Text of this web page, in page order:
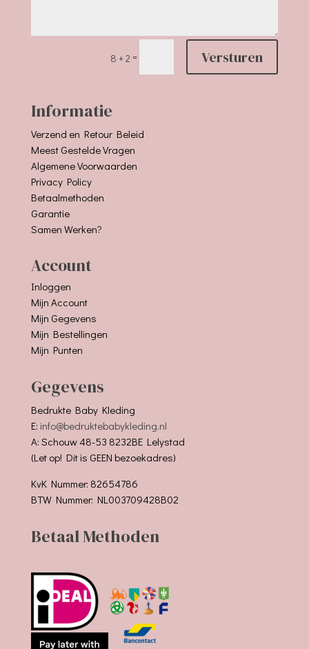
8 + 2 = Versturen
Informatie
Verzend en Retour Beleid
Meest Gestelde Vragen
Algemene Voorwaarden
Privacy Policy
Betaalmethoden
Garantie
Samen Werken?
Account
Inloggen
Mijn Account
Mijn Gegevens
Mijn Bestellingen
Mijn Punten
Gegevens
Bedrukte Baby Kleding
E: info@bedruktebabykleding.nl
A: Schouw 48-53 8232BE Lelystad
(Let op! Dit is GEEN bezoekadres)
KvK Nummer: 82654786
BTW Nummer: NL003709428B02
Betaal Methoden